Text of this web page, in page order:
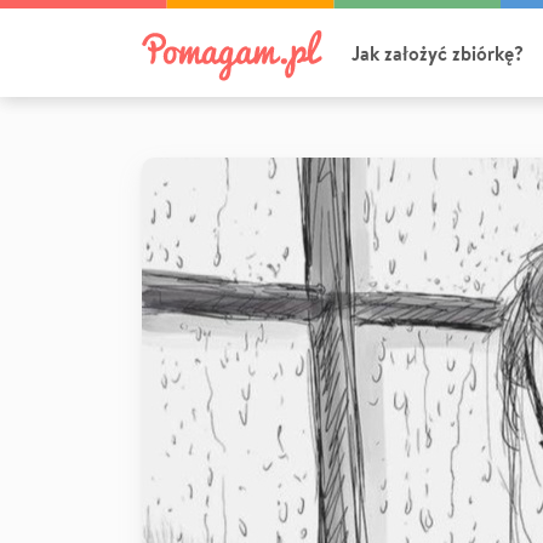
Jak założyć zbiórkę?